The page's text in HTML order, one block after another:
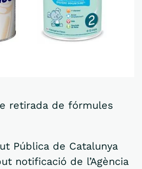
retirada de fórmules
Pública de Catalunya
notificació de l’Agència